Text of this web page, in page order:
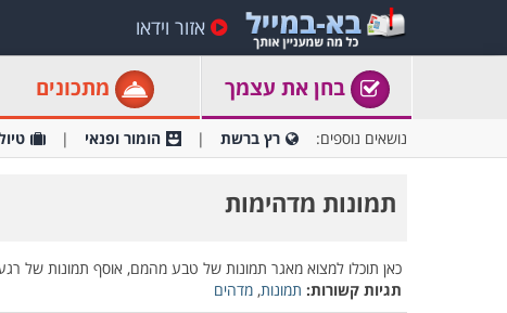
אזור וידאו
בחן את עצמך מתכונים
נושאים נוספים: רץ ברשת הומור ופנאי
תמונות מדהימות
כאן תוכלו למצוא מאגר תמונות של טבע מהמם, אוסף תמונות של
תגיות קשורות: תמונות, מדהים